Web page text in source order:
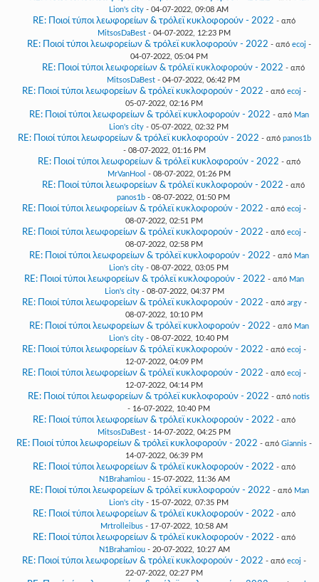
Lion's city - 04-07-2022, 09:08 AM
RE: Ποιοί τύποι λεωφορείων & τρόλεϊ κυκλοφορούν - 2022 - από
MitsosDaBest - 04-07-2022, 12:23 PM
RE: Ποιοί τύποι λεωφορείων & τρόλεϊ κυκλοφορούν - 2022 - από ecoj -
04-07-2022, 05:04 PM
RE: Ποιοί τύποι λεωφορείων & τρόλεϊ κυκλοφορούν - 2022 - από
MitsosDaBest - 04-07-2022, 06:42 PM
RE: Ποιοί τύποι λεωφορείων & τρόλεϊ κυκλοφορούν - 2022 - από ecoj -
05-07-2022, 02:16 PM
RE: Ποιοί τύποι λεωφορείων & τρόλεϊ κυκλοφορούν - 2022 - από Man
Lion's city - 05-07-2022, 02:32 PM
RE: Ποιοί τύποι λεωφορείων & τρόλεϊ κυκλοφορούν - 2022 - από panos1b
- 08-07-2022, 01:16 PM
RE: Ποιοί τύποι λεωφορείων & τρόλεϊ κυκλοφορούν - 2022 - από
MrVanHool - 08-07-2022, 01:26 PM
RE: Ποιοί τύποι λεωφορείων & τρόλεϊ κυκλοφορούν - 2022 - από
panos1b - 08-07-2022, 01:50 PM
RE: Ποιοί τύποι λεωφορείων & τρόλεϊ κυκλοφορούν - 2022 - από ecoj -
08-07-2022, 02:51 PM
RE: Ποιοί τύποι λεωφορείων & τρόλεϊ κυκλοφορούν - 2022 - από ecoj -
08-07-2022, 02:58 PM
RE: Ποιοί τύποι λεωφορείων & τρόλεϊ κυκλοφορούν - 2022 - από Man
Lion's city - 08-07-2022, 03:05 PM
RE: Ποιοί τύποι λεωφορείων & τρόλεϊ κυκλοφορούν - 2022 - από Man
Lion's city- 08-07-2022, 04:37 PM
RE: Ποιοί τύποι λεωφορείων & τρόλεϊ κυκλοφορούν - 2022 - από argy-
08-07-2022, 10:10 PM
RE: Ποιοί τύποι λεωφορείων & τρόλεϊ κυκλοφορούν - 2022 - από Man
Lion's city - 08-07-2022, 10:40 PM
RE: Ποιοί τύποι λεωφορείων & τρόλεϊ κυκλοφορούν - 2022 - από ecoj -
12-07-2022, 04:09 PM
RE: Ποιοί τύποι λεωφορείων & τρόλεϊ κυκλοφορούν - 2022 - από ecoj -
12-07-2022, 04:14 PM
RE: Ποιοί τύποι λεωφορείων & τρόλεϊ κυκλοφορούν - 2022 - από notis
- 16-07-2022, 10:40 PM
RE: Ποιοί τύποι λεωφορείων & τρόλεϊ κυκλοφορούν - 2022 - από
MitsosDaBest - 14-07-2022, 04:25 PM
RE: Ποιοί τύποι λεωφορείων & τρόλεϊ κυκλοφορούν - 2022 - από Giannis -
14-07-2022, 06:39 PM
RE: Ποιοί τύποι λεωφορείων & τρόλεϊ κυκλοφορούν - 2022 - από
N1Brahamiou- 15-07-2022, 11:36 AM
RE: Ποιοί τύποι λεωφορείων & τρόλεϊ κυκλοφορούν - 2022 - από Man
Lion's city - 15-07-2022, 07:35 PM
RE: Ποιοί τύποι λεωφορείων & τρόλεϊ κυκλοφορούν - 2022 - από
Mrtrolleibus - 17-07-2022, 10:58 AM
RE: Ποιοί τύποι λεωφορείων & τρόλεϊ κυκλοφορούν - 2022 - από
N1Brahamiou- 20-07-2022, 10:27 AM
RE: Ποιοί τύποι λεωφορείων & τρόλεϊ κυκλοφορούν - 2022 - από ecoj -
22-07-2022, 02:27 PM